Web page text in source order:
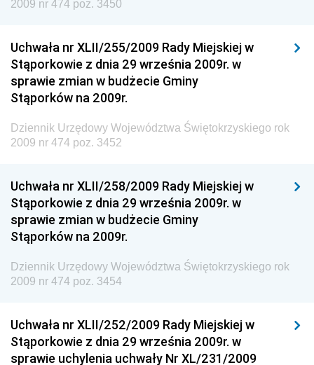
Inspektora Ochrony Środowiska
Dziennik Urzędowy Ministerstwa Kultury, Dziedzictwa
Narodowego i Sportu
Dziennik Urzędowy Ministra Finansów, Funduszy i
Dziennik Urzędowy Ministra Rozwoju, Pracy i
Dziennik Urzędowy Ministra Kultury, Dziedzictwa
Narodowego i Sportu
Dziennik Urzędowy Ministra Rodziny i Polityki
Społecznej
Dziennik Urzędowy Komendy Głównej Straży
Granicznej
Drogowego
Dziennik Urzędowy Narodowego Banku Polskiego
2009 nr 474 poz. 3450
Uchwała nr XLII/255/2009 Rady Miejskiej w
Stąporkowie z dnia 29 września 2009r. w
sprawie zmian w budżecie Gminy
Stąporków na 2009r.
Dziennik Urzędowy Województwa Świętokrzyskiego rok
2009 nr 474 poz. 3452
Uchwała nr XLII/258/2009 Rady Miejskiej w
Stąporkowie z dnia 29 września 2009r. w
sprawie zmian w budżecie Gminy
Stąporków na 2009r.
Dziennik Urzędowy Województwa Świętokrzyskiego rok
2009 nr 474 poz. 3454
Uchwała nr XLII/252/2009 Rady Miejskiej w
Stąporkowie z dnia 29 września 2009r. w
sprawie uchylenia uchwały Nr XL/231/2009